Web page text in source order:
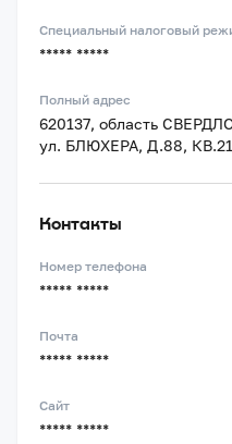
Специальный налоговый
***** *****
Полный адрес
620137, область
ул. БЛЮХЕРА, Д.88,
Контакты
Номер телефона
***** *****
Почта
***** *****
Сайт
***** *****